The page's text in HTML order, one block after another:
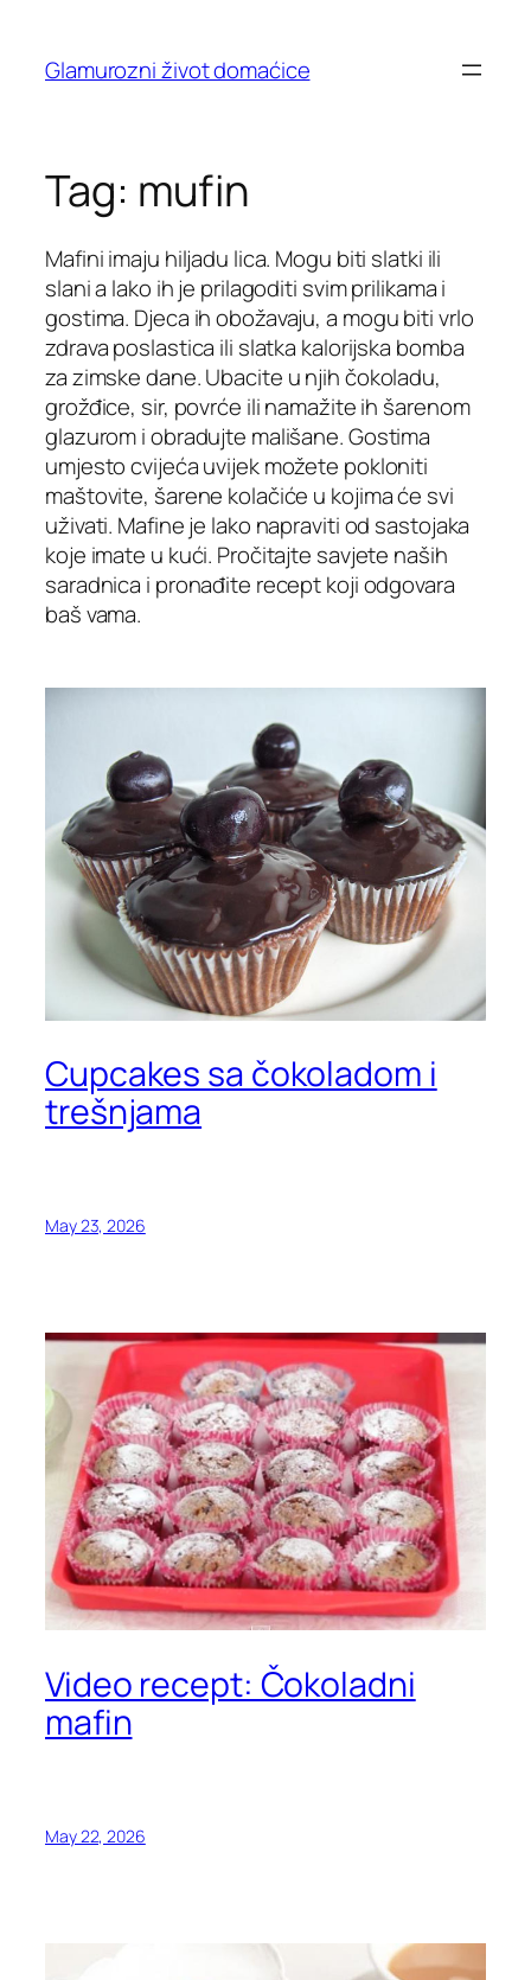
content
Glamurozni život domaćice
Tag: mufin
Mafini imaju hiljadu lica. Mogu biti slatki ili
slani a lako ih je prilagoditi svim prilikama i
gostima. Djeca ih obožavaju, a mogu biti vrlo
zdrava poslastica ili slatka kalorijska bomba
za zimske dane. Ubacite u njih čokoladu,
grožđice, sir, povrće ili namažite ih šarenom
glazurom i obradujte mališane. Gostima
umjesto cvijeća uvijek možete pokloniti
maštovite, šarene kolačiće u kojima će svi
uživati. Mafine je lako napraviti od sastojaka
koje imate u kući. Pročitajte savjete naših
saradnica i pronađite recept koji odgovara
baš vama.
Cupcakes sa čokoladom i
trešnjama
May 23, 2026
Video recept: Čokoladni
mafin
May 22, 2026